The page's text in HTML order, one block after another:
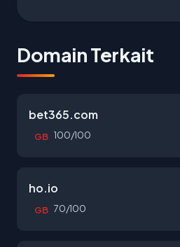
Domain Terkait
bet365.com
GB 100/100
ho.io
GB 70/100